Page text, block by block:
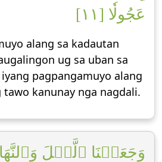
عَجُولٗا [١١]
alang sa kadautan
ug sa uban sa
pagpangamuyo alang
tawo kanunay nga nagdali.
وَجَعَلۡنَا ٱلَّيۡلَ